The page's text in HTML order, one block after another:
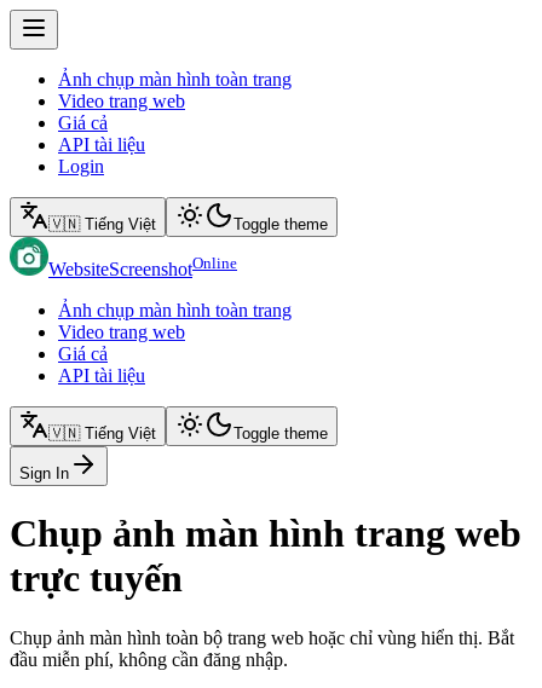
Ảnh chụp màn hình toàn trang
Video trang web
Giá cả
API tài liệu
Login
🇻🇳 Tiếng Việt Toggle theme
WebsiteScreenshotOnline
Ảnh chụp màn hình toàn trang
Video trang web
Giá cả
API tài liệu
🇻🇳 Tiếng Việt Toggle theme
Sign In
Chụp ảnh màn hình trang web
trực tuyến
Chụp ảnh màn hình toàn bộ trang web hoặc chỉ vùng hiển thị. Bắt
đầu miễn phí, không cần đăng nhập.